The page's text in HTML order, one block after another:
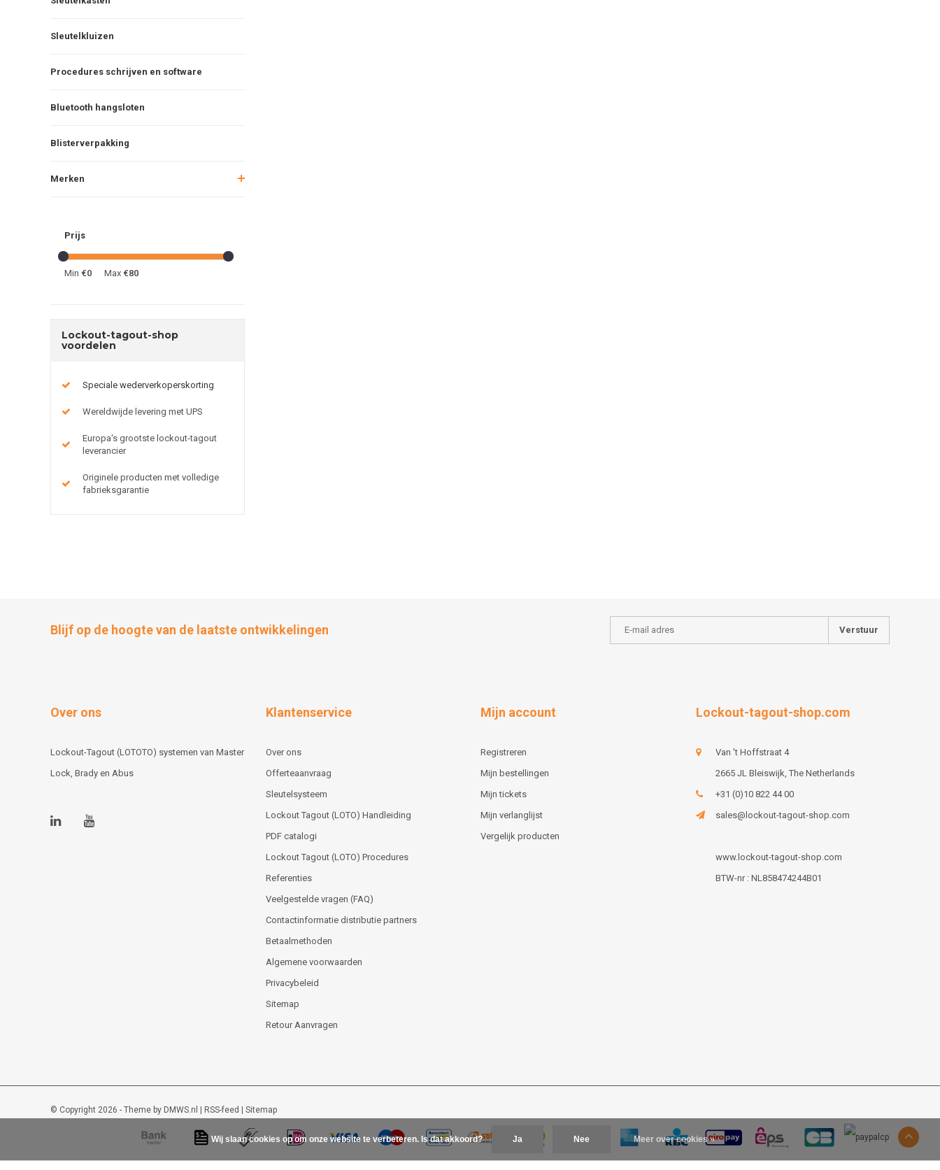
Sleutelkluizen
Procedures schrijven en software
Bluetooth hangsloten
Blisterverpakking
Merken
Prijs
Min €0 Max €80
Lockout-tagout-shop
voordelen
Speciale wederverkoperskorting
Wereldwijde levering met UPS
Europa's grootste lockout-tagout
leverancier
Originele producten met volledige
fabrieksgarantie
Blijf op de hoogte van de laatste ontwikkelingen Verstuur
Over ons
Lockout-Tagout (LOTOTO) systemen van Master
Lock, Brady en Abus
Klantenservice
Over ons
Offerteaanvraag
Sleutelsysteem
Lockout Tagout (LOTO) Handleiding
PDF catalogi
Lockout Tagout (LOTO) Procedures
Referenties
Veelgestelde vragen (FAQ)
Contactinformatie distributie partners
Betaalmethoden
Algemene voorwaarden
Privacybeleid
Sitemap
Retour Aanvragen
Mijn account
Registreren
Mijn bestellingen
Mijn tickets
Mijn verlanglijst
Vergelijk producten
Lockout-tagout-shop.com
Van 't Hoffstraat 4
2665 JL Bleiswijk, The Netherlands
+31 (0)10 822 44 00
sales@lockout-tagout-shop.com
www.lockout-tagout-shop.com
BTW-nr : NL858474244B01
© Copyright 2026 - Theme by DMWS.nl | RSS-feed | Sitemap
Lockout-tagout-shop 9/10-48beoordelingen opKiyoh
Wij slaan cookies op om onze website te verbeteren. Is dat akkoord? Ja Nee Meer over cookies »